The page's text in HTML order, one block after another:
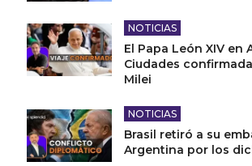
NOTICIAS
El Papa León XIV en
Ciudades
Milei
NOTICIAS
Brasil retiró a su
Argentina por los